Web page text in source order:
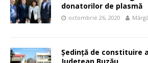
donatorilor de plasmă
octombrie 26, 2020
Ședință de constituire